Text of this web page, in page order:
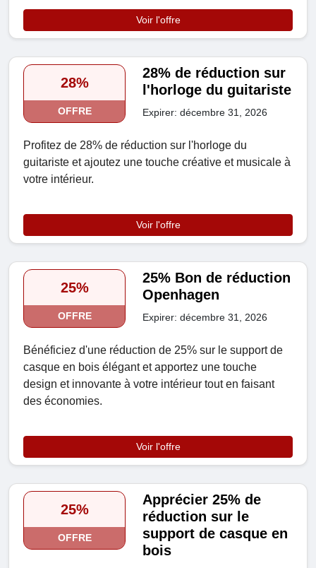
Voir l'offre
28%
OFFRE
28% de réduction sur
l'horloge du guitariste
Expirer: décembre 31, 2026
Profitez de 28% de réduction sur l'horloge du
guitariste et ajoutez une touche créative et musicale à
votre intérieur.
Voir l'offre
25%
OFFRE
25% Bon de réduction
Openhagen
Expirer: décembre 31, 2026
Bénéficiez d'une réduction de 25% sur le support de
casque en bois élégant et apportez une touche
design et innovante à votre intérieur tout en faisant
des économies.
Voir l'offre
25%
OFFRE
Apprécier 25% de
réduction sur le
support de casque en
bois